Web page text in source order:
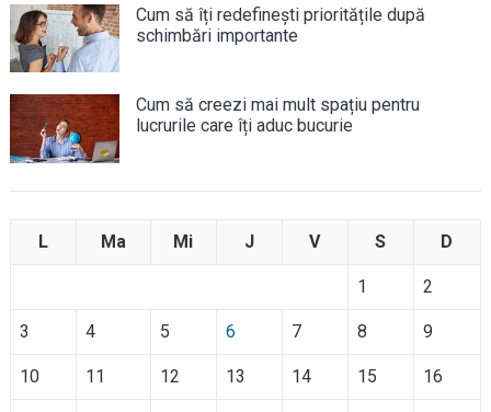
Cum să îți redefinești prioritățile după
schimbări importante
Cum să creezi mai mult spațiu pentru
lucrurile care îți aduc bucurie
L Ma Mi J V S D
1 2
3 4 5 6 7 8 9
10 11 12 13 14 15 16